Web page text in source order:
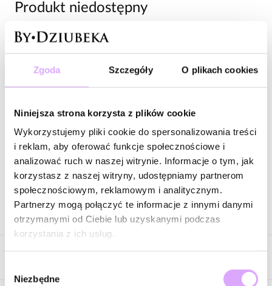
Zgoda Szczegóły O plikach cookies
Niniejsza strona korzysta z plików cookie
Wykorzystujemy pliki cookie do spersonalizowania treści
i reklam, aby oferować funkcje społecznościowe i
analizować ruch w naszej witrynie. Informacje o tym, jak
korzystasz z naszej witryny, udostępniamy partnerom
społecznościowym, reklamowym i analitycznym.
Partnerzy mogą połączyć te informacje z innymi danymi
otrzymanymi od Ciebie lub uzyskanymi podczas
korzystania z ich usług.
zgody
Niezbędne
Produkt niedostępny
Powiadom mnie o dostępności mailem.
Twój adres email
Powiadom o dostępności
Opis produktu